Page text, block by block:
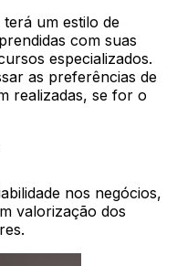
um estilo de
com suas
especializados.
as preferências de
realizadas, se for o
nos negócios,
valorização dos